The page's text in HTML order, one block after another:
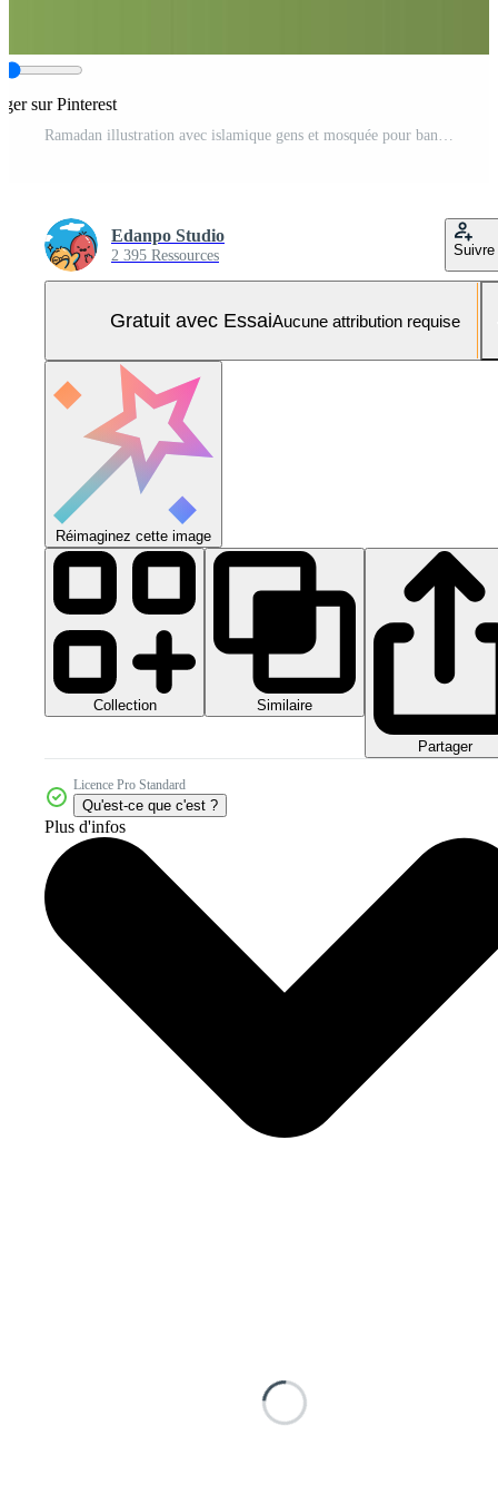
sur Pinterest
Ramadan illustration avec islamique gens et mosquée pour bannière ou prospectus Vecteur Pro et SVG Pro
Edanpo Studio
2 395 Ressources Suivre
Gratuit avec EssaiAucune attribution requise
Réimaginez cette image
Collection Similaire
Partager
Licence Pro Standard
Qu'est-ce que c'est ?
Plus d'infos